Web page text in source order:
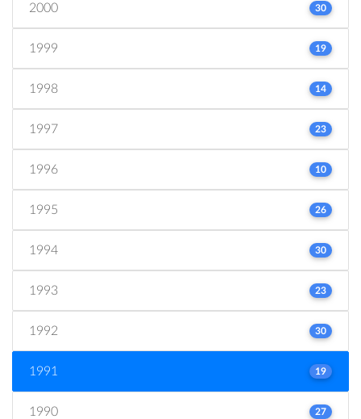
2000 30
1999 19
1998 14
1997 23
1996 10
1995 26
1994 30
1993 23
1992 30
1991 19
1990 27